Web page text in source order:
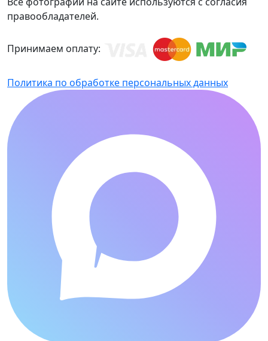
правообладателей.
Принимаем оплату:
Политика по обработке персональных данных